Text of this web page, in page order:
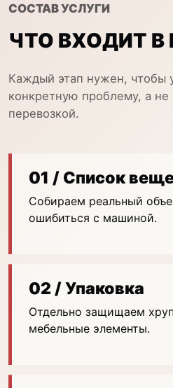
СОСТАВ УСЛУГИ
ЧТО ВХОДИТ В
Каждый этап нужен, чтобы
конкретную проблему, а не
перевозкой.
01 / Список
Собираем реальный
ошибиться с машиной.
02 / Упаковка
Отдельно защищаем
мебельные элементы.